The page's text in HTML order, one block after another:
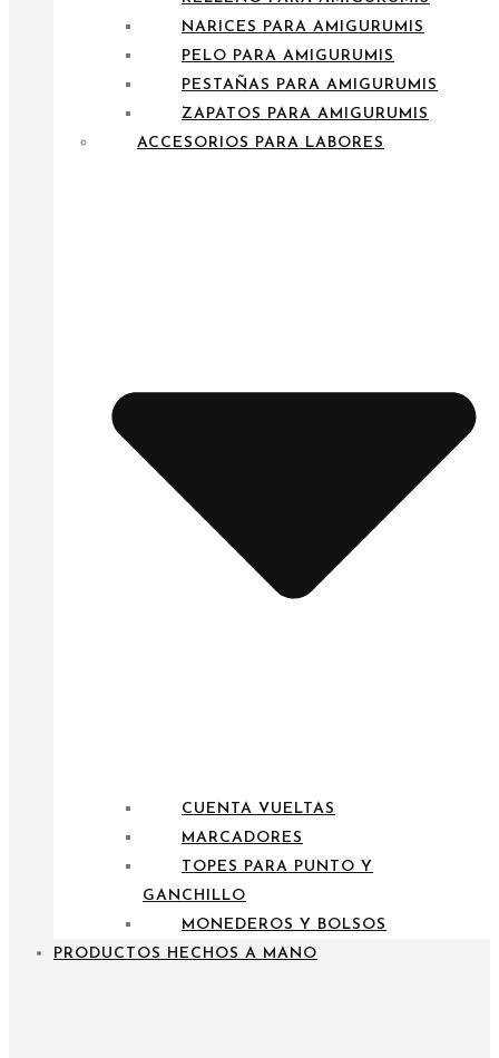
NARICES PARA AMIGURUMIS
PELO PARA AMIGURUMIS
PESTAÑAS PARA AMIGURUMIS
ZAPATOS PARA AMIGURUMIS
ACCESORIOS PARA LABORES
CUENTA VUELTAS
MARCADORES
TOPES PARA PUNTO Y
GANCHILLO
MONEDEROS Y BOLSOS
PRODUCTOS HECHOS A MANO